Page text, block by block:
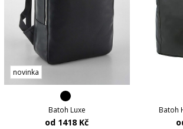
novinka
Batoh Luxe
od 1418 Kč
Batoh